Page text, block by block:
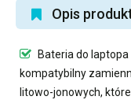
Opis
Bateria do laptopa
kompatybilny
litowo-jonowych,